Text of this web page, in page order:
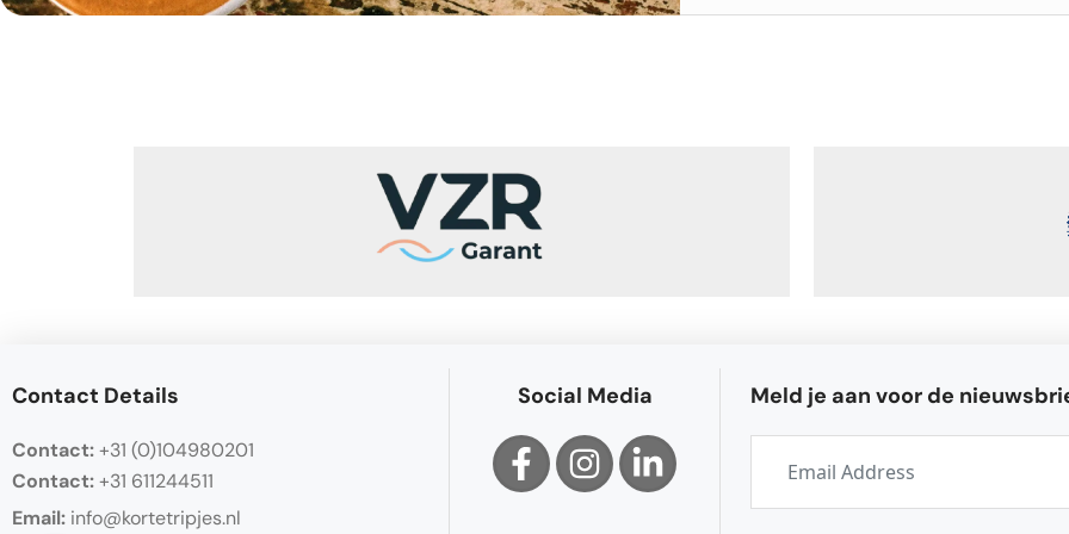
Contact Details
Contact:+31 (0)104980201
Contact:+31 611244511
Email: info@kortetripjes.nl
Social Media Meld je aan voor de